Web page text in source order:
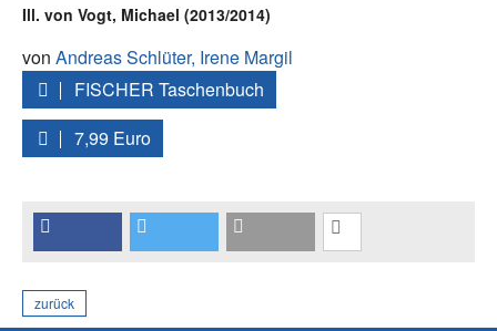
Ill. von Vogt, Michael (2013/2014)
von Andreas Schlüter, Irene Margil
FISCHER Taschenbuch
7,99 Euro
zurück